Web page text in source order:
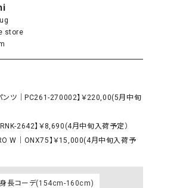
ート
アンジェリコルーチェ
）
ンドクウォーター） HUMS（ハムズ）
）
ッピンナイン） W（ラッピンナイン）
チマブ) Johnbull（ジョンブル）
store
パンツ｜PC261-270002】￥220,00(5月中旬
RNK-2642】￥8,690(4月中旬入荷予定）
W｜ONX75】￥15,000(4月中旬入荷予
長コーデ(154cm-160cm)